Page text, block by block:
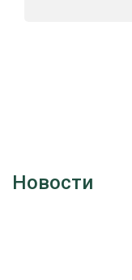
Новости